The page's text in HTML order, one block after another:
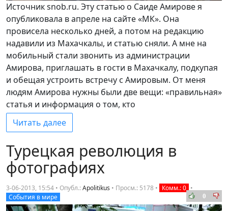
Источник snob.ru. Эту статью о Саиде Амирове я
опубликовала в апреле на сайте «МК». Она
провисела несколько дней, а потом на редакцию
надавили из Махачкалы, и статью сняли. А мне на
мобильный стали звонить из администрации
Амирова, приглашать в гости в Махачкалу, подкупая
и обещая устроить встречу с Амировым. От меня
людям Амирова нужны были две вещи: «правильная»
статья и информация о том, кто
Читать далее
Турецкая революция в
фотографиях
3-06-2013, 15:54 • Опубл.:Apolitikus • Просм.: 5178 • Комм.: 0 •
События в мире
0